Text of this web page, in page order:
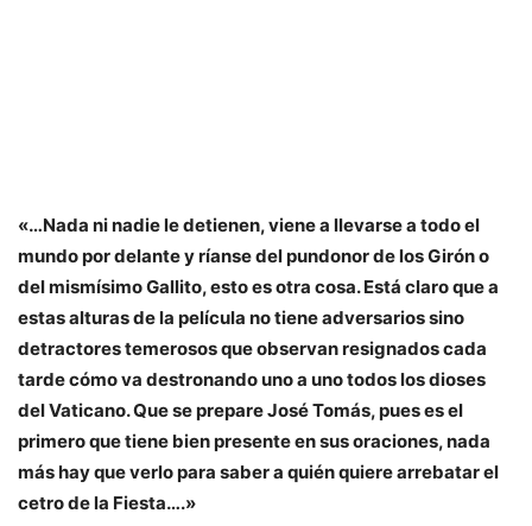
«…Nada ni nadie le detienen, viene a llevarse a todo el
mundo por delante y ríanse del pundonor de los Girón o
del mismísimo Gallito, esto es otra cosa. Está claro que a
estas alturas de la película no tiene adversarios sino
detractores temerosos que observan resignados cada
tarde cómo va destronando uno a uno todos los dioses
del Vaticano. Que se prepare José Tomás, pues es el
primero que tiene bien presente en sus oraciones, nada
más hay que verlo para saber a quién quiere arrebatar el
cetro de la Fiesta….»